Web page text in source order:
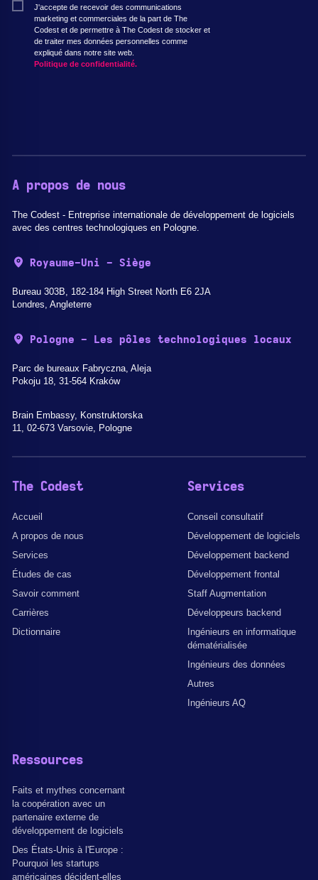
J'accepte de recevoir des communications
marketing et commerciales de la part de The
Codest et de permettre à The Codest de stocker et
de traiter mes données personnelles comme
expliqué dans notre site web.
Politique de confidentialité.
A propos de nous
The Codest - Entreprise internationale de développement de logiciels
avec des centres technologiques en Pologne.
Royaume-Uni - Siège
Bureau 303B, 182-184 High Street North E6 2JA
Londres, Angleterre
Pologne - Les pôles technologiques locaux
Parc de bureaux Fabryczna, Aleja
Pokoju 18, 31-564 Kraków
Brain Embassy, Konstruktorska
11, 02-673 Varsovie, Pologne
The Codest
Accueil
A propos de nous
Services
Études de cas
Savoir comment
Carrières
Dictionnaire
Services
Conseil consultatif
Développement de logiciels
Développement backend
Développement frontal
Staff Augmentation
Développeurs backend
Ingénieurs en informatique
dématérialisée
Ingénieurs des données
Autres
Ingénieurs AQ
Ressources
Faits et mythes concernant
la coopération avec un
partenaire externe de
développement de logiciels
Des États-Unis à l'Europe :
Pourquoi les startups
américaines décident-elles